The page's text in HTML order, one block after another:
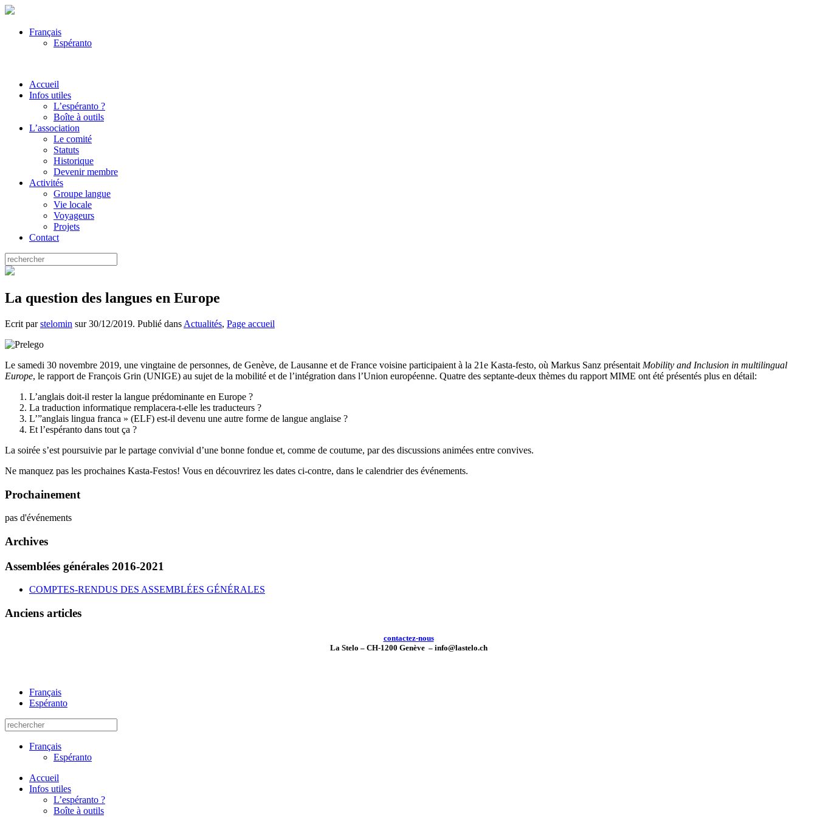
Français
Espéranto
Accueil
Infos utiles
L’espéranto ?
Boîte à outils
L’association
Le comité
Statuts
Historique
Devenir membre
Activités
Groupe langue
Vie locale
Voyageurs
Projets
Contact
La question des langues en Europe
Ecrit parstelomin sur30/12/2019. Publié dans Actualités, Page accueil
Le samedi 30 novembre 2019, une vingtaine de personnes, de Genève, de Lausanne et de France voisine participaient à la 21e Kasta-festo, où Markus Sanz présentait Mobility and Inclusion in multilingual
Europe, le rapport de François Grin (UNIGE) au sujet de la mobilité et de l’intégration dans l’Union européenne. Quatre des septante-deux thèmes du rapport MIME ont été présentés plus en détail:
L’anglais doit-il rester la langue prédominante en Europe ?
La traduction informatique remplacera-t-elle les traducteurs ?
L’”anglais lingua franca » (ELF) est-il devenu une autre forme de langue anglaise ?
Et l’espéranto dans tout ça ?
La soirée s’est poursuivie par le partage convivial d’une bonne fondue et, comme de coutume, par des discussions animées entre convives.
Ne manquez pas les prochaines Kasta-Festos! Vous en découvrirez les dates ci-contre, dans le calendrier des événements.
Prochainement
pas d'événements
Archives
Assemblées générales 2016-2021
COMPTES-RENDUS DES ASSEMBLÉES GÉNÉRALES
Anciens articles
contactez-nous
La Stelo – CH-1200 Genève – info@lastelo.ch
Français
Espéranto
Français
Espéranto
Accueil
Infos utiles
L’espéranto ?
Boîte à outils